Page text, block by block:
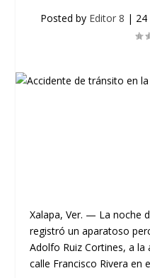
Posted by Editor 8 | 24
Xalapa, Ver. — La noche
registró un aparatoso
Adolfo Ruiz Cortines, a la
calle Francisco Rivera en